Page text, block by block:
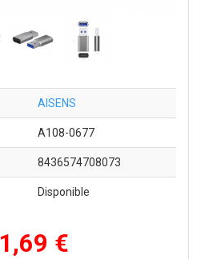
AISENS
A108-0677
8436574708073
Disponible
1,69 €